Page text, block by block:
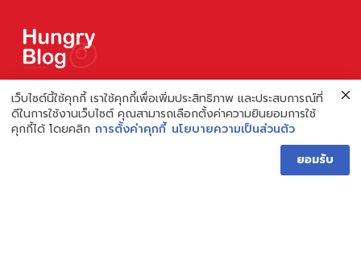
แหล่งรวมข้อมูล ข่าวสาร เกี่ยวกับร้านอาหารและเรื่องกิน ไม่ว่าจะเป็น
รีวิว ชี้เป้า รวมถึงความรู้ต่างๆ ที่เราอยากแชร์!
ไม่พอ เรายังมีความรู้เกี่ยวกับการทำร้านอาหาร เพื่อผู้ประกอบการ ที่
เว็บไซต์นี้ใช้คุกกี้ เราใช้คุกกี้เพื่อเพิ่มประสิทธิภาพ และประสบการณ์ที่
ดีในการใช้งานเว็บไซต์ คุณสามารถเลือกตั้งค่าความยินยอมการใช้
คุกกี้ได้ โดยคลิก การตั้งค่าคุกกี้ นโยบายความเป็นส่วนตัว
ยอมรับ